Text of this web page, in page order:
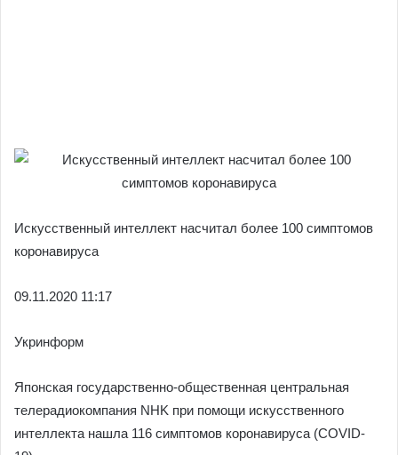
Искусственный интеллект насчитал более 100 симптомов
коронавируса
09.11.2020 11:17
Укринформ
Японская государственно-общественная центральная
телерадиокомпания NHK при помощи искусственного
интеллекта нашла 116 симптомов коронавируса (COVID-